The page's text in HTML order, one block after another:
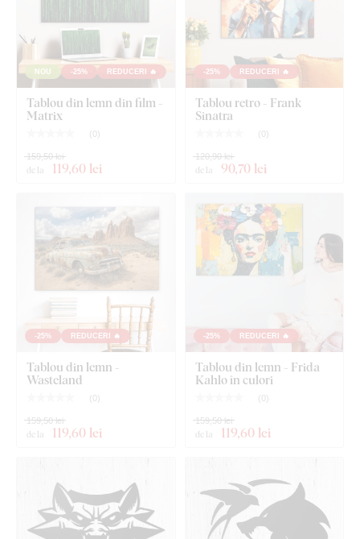
Ce este inclus în pachet?
Tablou - Joker
Cârlig(e) montat(e) în prealabil pe parte opusă a
tabloului
Instrucțiuni clare pentru montaj
NOU -25% REDUCERI 🔥
Tablou din lemn din film -
Matrix
( 0)
de la 119,60 lei
159,50 lei
-25% REDUCERI 🔥
Tablou retro - Frank
Sinatra
( 0)
de la 90,70 lei
120,90 lei
-25% REDUCERI 🔥
Tablou din lemn -
Wasteland
( 0)
de la 119,60 lei
159,50 lei
-25% REDUCERI 🔥
Tablou din lemn - Frida
Kahlo în culori
( 0)
de la 119,60 lei
159,50 lei